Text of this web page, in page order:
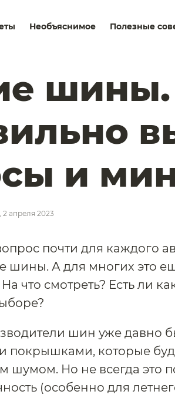
Необъяснимое Полезные
и
2 апреля 2023
почти для каждого
шины. А для многих это
что смотреть? Есть ли
шин уже давно
покрышками, которые
Но не всегда это
(особенно для